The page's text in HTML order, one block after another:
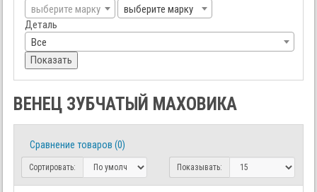
выберите марку
выберите марку
Деталь
Все
Показать
ВЕНЕЦ ЗУБЧАТЫЙ МАХОВИКА
Сравнение товаров (0)
Сортировать: Показывать: